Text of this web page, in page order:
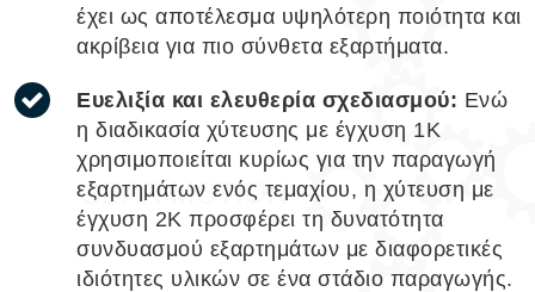
έχει ως αποτέλεσμα υψηλότερη ποιότητα και
ακρίβεια για πιο σύνθετα εξαρτήματα.
Ευελιξία και ελευθερία σχεδιασμού: Ενώ
η διαδικασία χύτευσης με έγχυση 1Κ
χρησιμοποιείται κυρίως για την παραγωγή
εξαρτημάτων ενός τεμαχίου, η χύτευση με
έγχυση 2Κ προσφέρει τη δυνατότητα
συνδυασμού εξαρτημάτων με διαφορετικές
ιδιότητες υλικών σε ένα στάδιο παραγωγής.